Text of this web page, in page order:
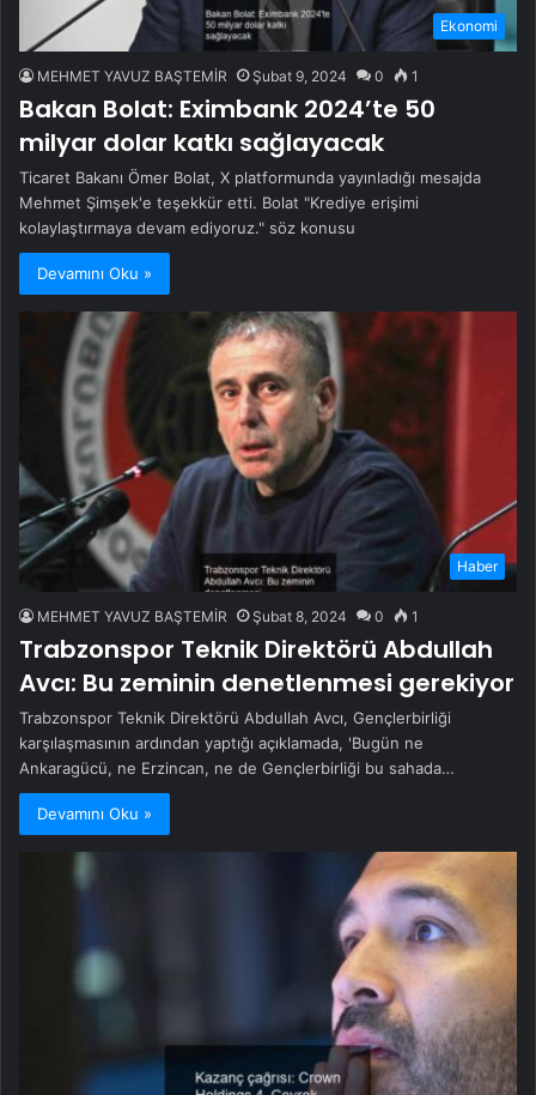
Ekonomi
MEHMET YAVUZ BAŞTEMİR Şubat 9, 2024 0 1
Bakan Bolat: Eximbank 2024’te 50
milyar dolar katkı sağlayacak
Ticaret Bakanı Ömer Bolat, X platformunda yayınladığı mesajda
Mehmet Şimşek'e teşekkür etti. Bolat "Krediye erişimi
kolaylaştırmaya devam ediyoruz." söz konusu
Devamını Oku »
Haber
MEHMET YAVUZ BAŞTEMİR Şubat 8, 2024 0 1
Trabzonspor Teknik Direktörü Abdullah
Avcı: Bu zeminin denetlenmesi gerekiyor
Trabzonspor Teknik Direktörü Abdullah Avcı, Gençlerbirliği
karşılaşmasının ardından yaptığı açıklamada, 'Bugün ne
Ankaragücü, ne Erzincan, ne de Gençlerbirliği bu sahada…
Devamını Oku »